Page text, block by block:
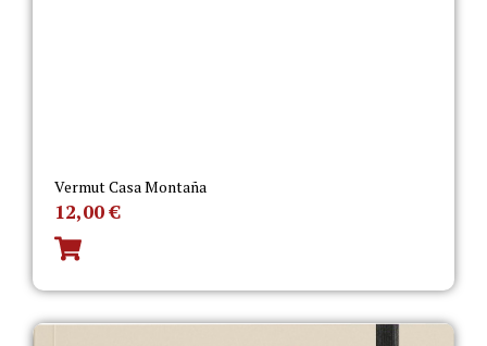
Vermut Casa Montaña
12,00€